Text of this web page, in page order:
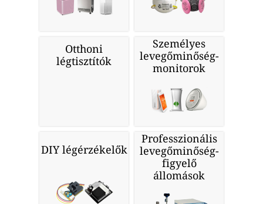
Otthoni
légtisztítók
Személyes
levegőminőség-
monitorok
DIY légérzékelők
Professzionális
levegőminőség-
figyelő
állomások